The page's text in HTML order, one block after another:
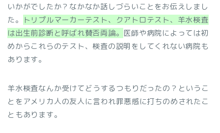
いかがでしたか？なかなか話しづらいことをお伝えしまし
た。
トリプルマーカーテスト、クアトロテスト、羊水検査
は出生前診断と呼ばれ賛否両論。 医師や病院によっては初
めからこれらのテスト、検査の説明をしてくれない病院も
あります。
羊水検査なんか受けてどうするつもりだったの？というこ
とをアメリカ人の友人に言われ罪悪感に打ちのめされたこ
ともあります。